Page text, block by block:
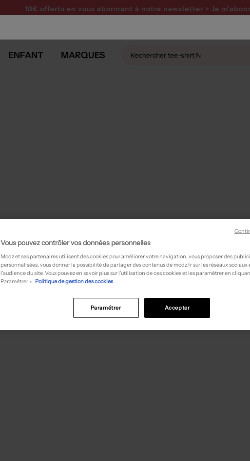
ENFANT MARQUES
Vous pouvez contrôler vos données personnelles
Modz et ses partenaires utilisent des cookies pour améliorer votre navigation, vous proposer des
personnalisées, vous donner la possibilité de partager des contenus de modz.fr sur les réseaux sociaux
l’audience du site. Vous pouvez en savoir plus sur l’utilisation de ces cookies et les paramétrer en
Paramétrer ». Politique de gestion des cookies
Accepter
Paramétrer